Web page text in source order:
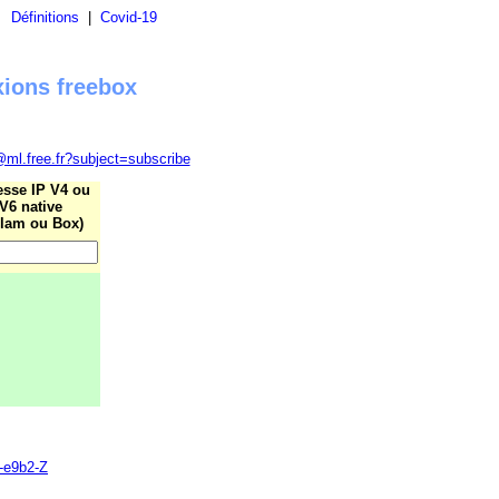
Définitions Covid-19
freebox
IP V4 ou
V6 native
ou Box)
Z